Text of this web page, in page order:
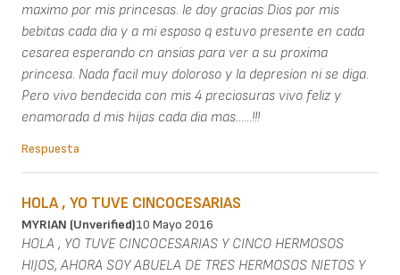
maximo por mis princesas. le doy gracias Dios por mis
bebitas cada dia y a mi esposo q estuvo presente en cada
cesarea esperando cn ansias para ver a su proxima
princesa. Nada facil muy doloroso y la depresion ni se diga.
Pero vivo bendecida con mis 4 preciosuras vivo feliz y
enamorada d mis hijas cada dia mas......!!!
Respuesta
HOLA , YO TUVE CINCOCESARIAS
MYRIAN (unverified)10 Mayo 2016
HOLA , YO TUVE CINCOCESARIAS Y CINCO HERMOSOS
HIJOS, AHORA SOY ABUELA DE TRES HERMOSOS NIETOS Y